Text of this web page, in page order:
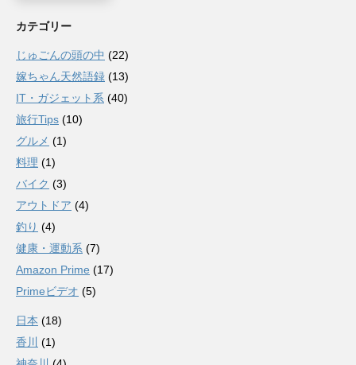
カテゴリー
じゅごんの頭の中 (22)
嫁ちゃん天然語録 (13)
IT・ガジェット系 (40)
旅行Tips (10)
グルメ (1)
料理 (1)
バイク (3)
アウトドア (4)
釣り (4)
健康・運動系 (7)
Amazon Prime (17)
Primeビデオ (5)
日本 (18)
香川
(1)